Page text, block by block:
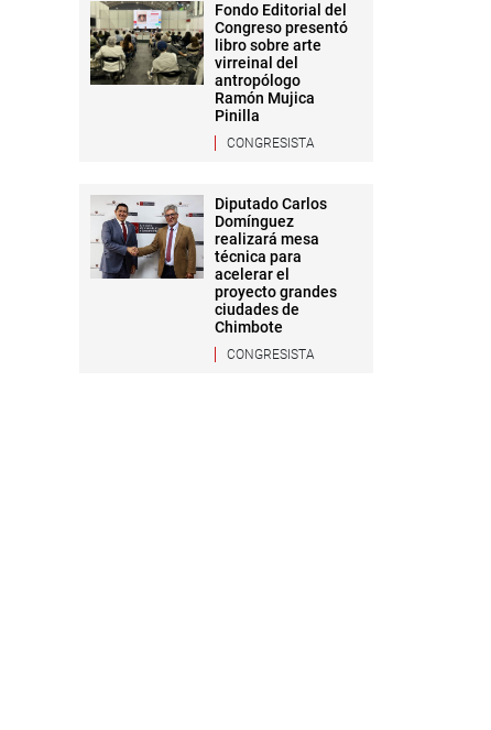
Fondo Editorial del
Congreso presentó
libro sobre arte
virreinal del
antropólogo
Ramón Mujica
Pinilla
CONGRESISTA
Diputado Carlos
Domínguez
realizará mesa
técnica para
acelerar el
proyecto grandes
ciudades de
Chimbote
CONGRESISTA